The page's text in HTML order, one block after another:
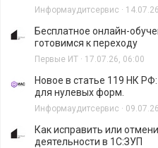
Информаудитсервис ·
Бесплатное онлайн-
готовимся к переходу
Первые ИТ · 17.07.26, 06:00
Новое в статье 119 НК
для нулевых форм.
Информаудитсервис ·
Как исправить или
деятельности в 1С:ЗУП